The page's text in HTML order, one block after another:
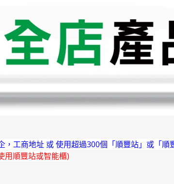
，工商地址 或 使用超過300個「順豐站」或「順
用順豐站或智能櫃)